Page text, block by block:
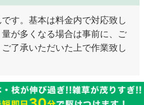
です。基本は料金内で対応致し
量が多くなる場合は事前に、ご
了承いただいた上で作業致し